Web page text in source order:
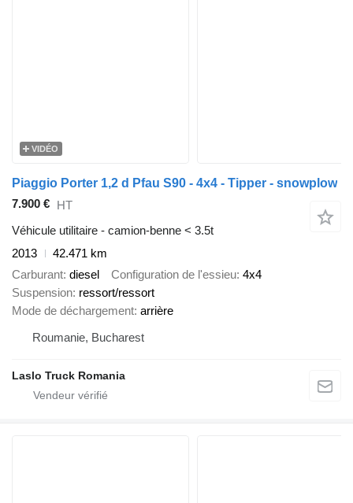
VIDÉO
Piaggio Porter 1,2 d Pfau S90 - 4x4 - Tipper - snowplow
7.900 € HT
Véhicule utilitaire - camion-benne < 3.5t
2013
42.471 km
Carburant diesel Configuration de l'essieu 4x4
Suspension ressort/ressort
Mode de déchargement arrière
Roumanie, Bucharest
Laslo Truck Romania